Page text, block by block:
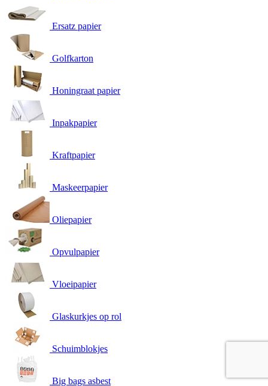
Ersatz papier
Golfkarton
Honingraat papier
Inpakpapier
Kraftpapier
Maskeerpapier
Oliepapier
Opvulpapier
Vloeipapier
Glaskurkjes op rol
Schuimblokjes
Big bags asbest